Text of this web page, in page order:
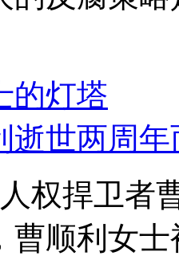
的灯塔
世两周年
权捍卫者
曹顺利女